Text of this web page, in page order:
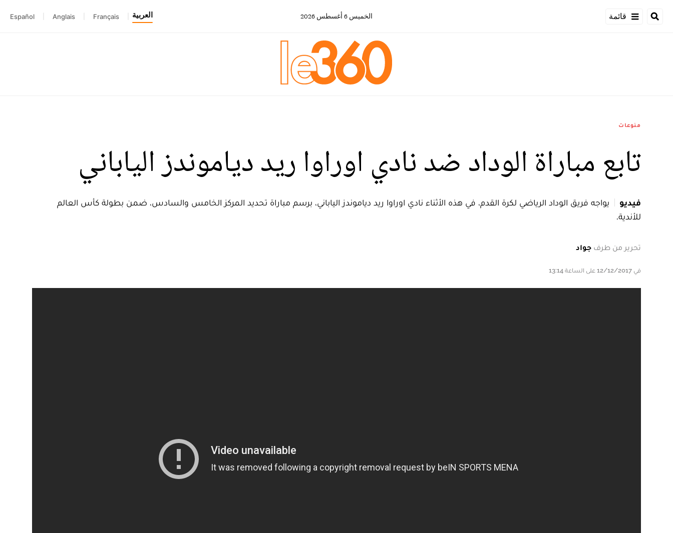
قائمة الخميس 6 أغسطس 2026 العربية Français
Anglais
Español
منوعات
تابع مباراة الوداد ضد نادي اوراوا ريد دياموندز الياباني
فيديو
يواجه فريق الوداد الرياضي لكرة القدم، في هذه الأثناء نادي اوراوا ريد دياموندز الياباني، برسم مباراة تحديد المركز الخامس والسادس، ضمن بطولة كأس العالم
للأندية.
تحرير من طرف جواد
في 12/12/2017 على الساعة 13:14